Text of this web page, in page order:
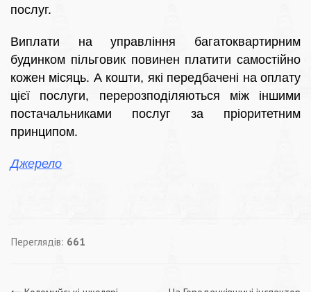
послуг.
Виплати на управління багатоквартирним
будинком пільговик повинен платити самостійно
кожен місяць. А кошти, які передбачені на оплату
цієї послуги, перерозподіляються між іншими
постачальниками послуг за пріоритетним
принципом.
Джерело
Переглядів: 661